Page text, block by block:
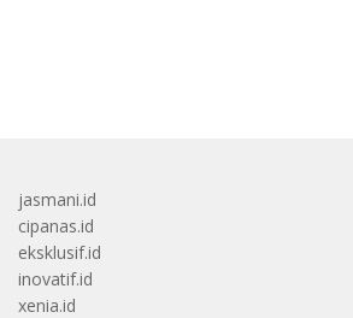
jasmani.id
cipanas.id
eksklusif.id
inovatif.id
xenia.id